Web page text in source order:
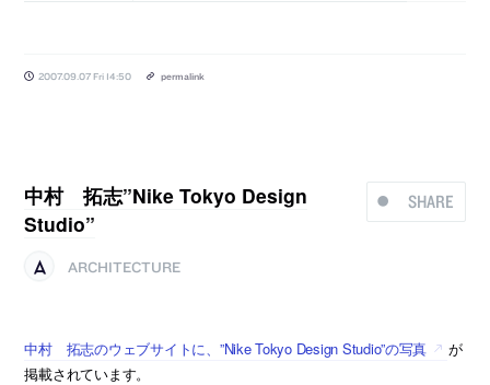
2007.09.07 Fri 14:50 permalink
SHARE
中村 拓志”Nike Tokyo Design
Studio”
ARCHITECTURE
中村 拓志のウェブサイトに、”Nike Tokyo Design Studio”の写真
が
掲載されています。